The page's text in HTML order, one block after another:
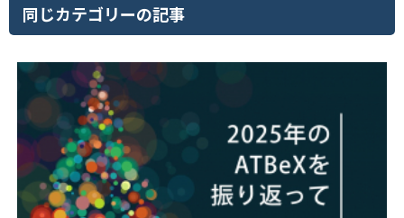
同じカテゴリーの記事